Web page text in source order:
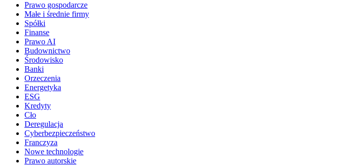
Prawo gospodarcze
Małe i średnie firmy
Spółki
Finanse
Prawo AI
Budownictwo
Środowisko
Banki
Orzeczenia
Energetyka
ESG
Kredyty
Cło
Deregulacja
Cyberbezpieczeństwo
Franczyza
Nowe technologie
Prawo autorskie